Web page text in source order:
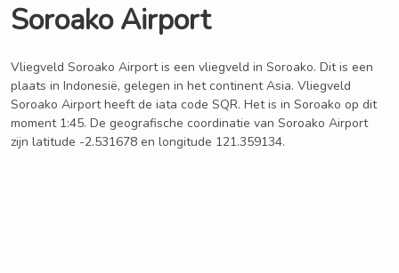
Soroako Airport
Vliegveld Soroako Airport is een vliegveld in Soroako. Dit is een
plaats in Indonesië, gelegen in het continent Asia. Vliegveld
Soroako Airport heeft de iata code SQR. Het is in Soroako op dit
moment 1:45. De geografische coordinatie van Soroako Airport
zijn latitude -2.531678 en longitude 121.359134.